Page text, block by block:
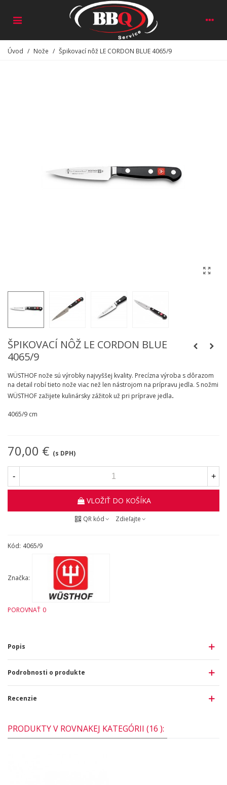
Úvod / Nože / Špikovací nôž LE CORDON BLUE 4065/9
ŠPIKOVACÍ NÔŽ LE CORDON BLUE
4065/9
WÜSTHOF nože sú výrobky najvyššej kvality. Precízna výroba s dôrazom
na detail robí tieto nože viac než len nástrojom na prípravu jedla. S nožmi
WÜSTHOF zažijete kulinársky zážitok už pri príprave jedla.
4065/9 cm
70,00 € (s DPH)
- +
VLOŽIŤ DO KOŠÍKA
QR kód Zdieľajte
Kód: 4065/9
Značka:
POROVNAŤ 0
Popis
Podrobnosti o produkte
Recenzie
PRODUKTY V ROVNAKEJ KATEGÓRII (16 ):